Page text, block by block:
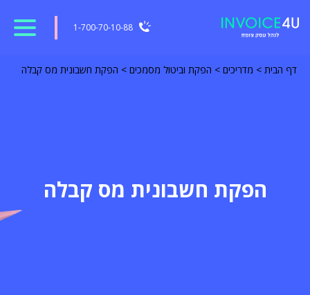
1-700-70-10-88
דף הבית > מדריכים > הפקת וביטול מסמכים > הפקת חשבונית מס קבלה
הפקת חשבונית מס קבלה